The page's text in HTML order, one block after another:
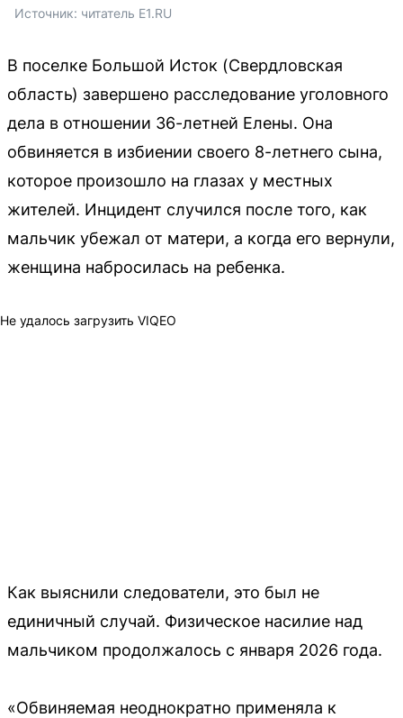
Источник: читатель E1.RU
В поселке Большой Исток (Свердловская
область) завершено расследование уголовного
дела в отношении 36-летней Елены. Она
обвиняется в избиении своего 8-летнего сына,
которое произошло на глазах у местных
жителей. Инцидент случился после того, как
мальчик убежал от матери, а когда его вернули,
женщина набросилась на ребенка.
Не удалось загрузить VIQEO
Как выяснили следователи, это был не
единичный случай. Физическое насилие над
мальчиком продолжалось с января 2026 года.
«Обвиняемая неоднократно применяла к